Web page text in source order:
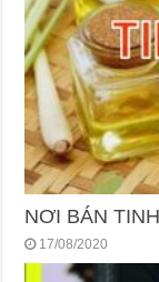
NƠI BÁN
17/08/2020